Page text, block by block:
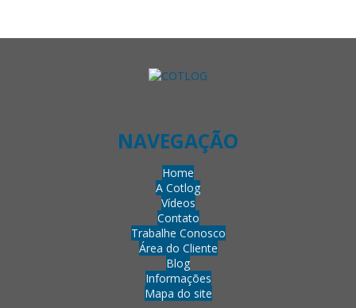
NAVEGAÇÃO
Home
A Cotlog
Vídeos
Contato
Trabalhe Conosco
Área do Cliente
Blog
Informações
Mapa do site